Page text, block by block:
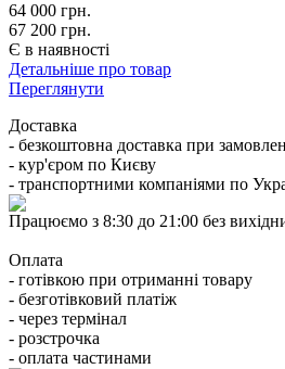
64 000 грн.
67 200 грн.
Є в наявності
Детальніше про товар
Переглянути
Доставка
- безкоштовна доставка при
- кур'єром по Києву
- транспортними компаніями по
Працюємо з 8:30 до 21:00 без
Оплата
- готівкою при отриманні товару
- безготівковий платіж
- через термінал
- розстрочка
- оплата частинами